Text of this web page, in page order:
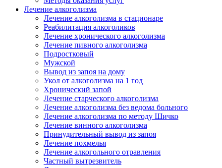
Лечение алкоголизма
Лечение алкоголизма в стационаре
Реабилитация алкоголиков
Лечение хронического алкоголизма
Лечение пивного алкоголизма
Подростковый
Мужской
Вывод из запоя на дому
Укол от алкоголизма на 1 год
Хронический запой
Лечение старческого алкоголизма
Лечение алкоголизма без ведома больного
Лечение алкоголизма по методу Шичко
Лечение винного алкоголизма
Принудительный вывод из запоя
Лечение похмелья
Лечение алкогольного отравления
Частный вытрезвитель